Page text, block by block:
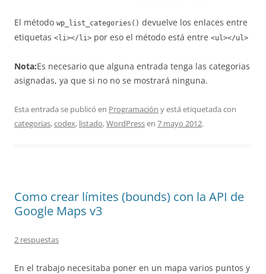
El método wp_list_categories() devuelve los enlaces entre
etiquetas <li></li> por eso el método está entre <ul></ul>
Nota:Es necesario que alguna entrada tenga las categorias
asignadas, ya que si no no se mostrará ninguna.
Esta entrada se publicó en Programación y está etiquetada con
categorias,codex, listado,WordPressen 7 mayo 2012.
Como crear límites (bounds) con la API de
Google Maps v3
2 respuestas
En el trabajo necesitaba poner en un mapa varios puntos y